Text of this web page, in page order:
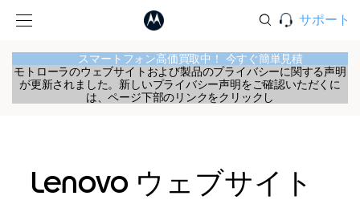
サポート
スマートフォン高価買取中！ 今すぐ簡単見積
モトローラのウェブサイトおよび製品のプライバシーに関する声明
が更新されました。新しいプライバシー声明をご確認いただくに
は、ページ下部のリンクをクリックし
Lenovo ウェブサイト